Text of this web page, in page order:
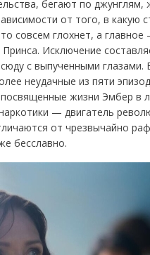
бегают по джунглям,
от того, в какую
совсем глохнет, а
Исключение
с выпученными
неудачные из пяти
жизни Эмбер в
— двигатель
от чрезвычайно
бесславно.